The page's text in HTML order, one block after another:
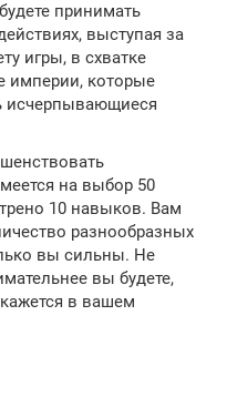
принимать
выступая за
игры, в схватке
империи, которые
исчерпывающиеся
на выбор 50
10 навыков. Вам
разнообразных
вы сильны. Не
вы будете,
в вашем